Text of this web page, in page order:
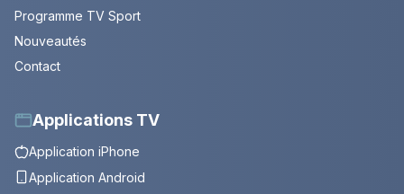
Programme TV Sport
Nouveautés
Contact
Applications TV
Application iPhone
Application Android